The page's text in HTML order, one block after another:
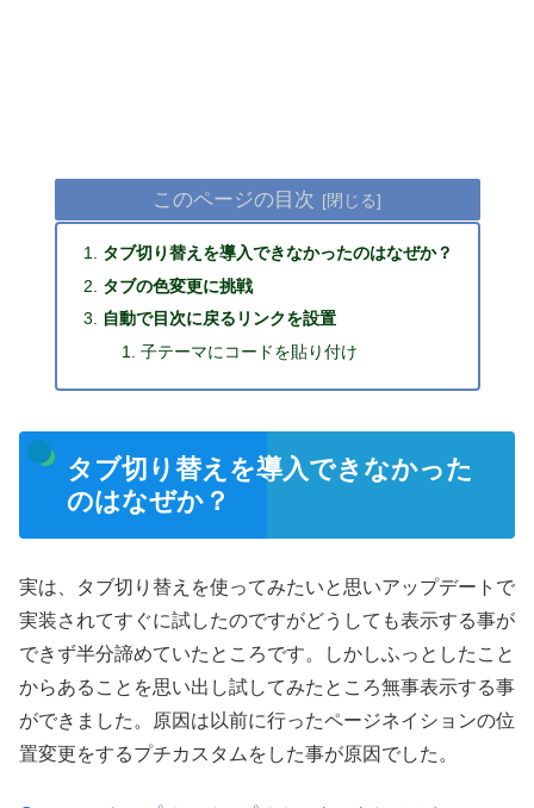
このページの目次
タブ切り替えを導入できなかったのはなぜか？
タブの色変更に挑戦
自動で目次に戻るリンクを設置
子テーマにコードを貼り付け
タブ切り替えを導入できなかった
のはなぜか？
実は、タブ切り替えを使ってみたいと思いアップデートで
実装されてすぐに試したのですがどうしても表示する事が
できず半分諦めていたところです。しかしふっとしたこと
からあることを思い出し試してみたところ無事表示する事
ができました。原因は以前に行ったページネイションの位
置変更をするプチカスタムをした事が原因でした。